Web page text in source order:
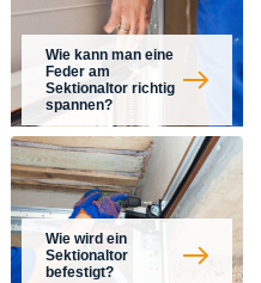
Wie kann man eine
Feder am
Sektionaltor richtig
spannen?
Wie wird ein
Sektionaltor
befestigt?